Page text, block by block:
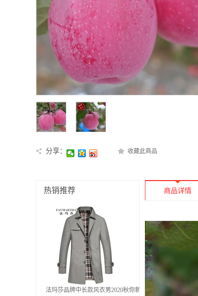
分享： 收藏此商品
热销推荐
法玛莎品牌中长款风衣男2020秋你新款
商品详情